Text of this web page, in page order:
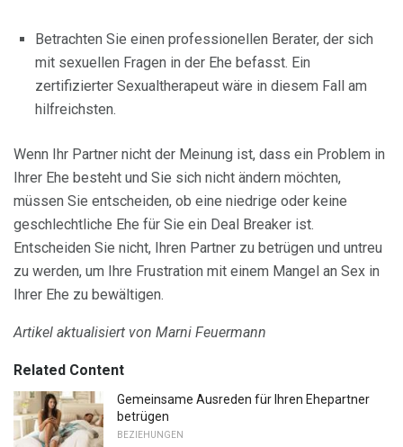
Betrachten Sie einen professionellen Berater, der sich
mit sexuellen Fragen in der Ehe befasst. Ein
zertifizierter Sexualtherapeut wäre in diesem Fall am
hilfreichsten.
Wenn Ihr Partner nicht der Meinung ist, dass ein Problem in
Ihrer Ehe besteht und Sie sich nicht ändern möchten,
müssen Sie entscheiden, ob eine niedrige oder keine
geschlechtliche Ehe für Sie ein Deal Breaker ist.
Entscheiden Sie nicht, Ihren Partner zu betrügen und untreu
zu werden, um Ihre Frustration mit einem Mangel an Sex in
Ihrer Ehe zu bewältigen.
Artikel aktualisiert von Marni Feuermann
Related Content
Gemeinsame Ausreden für Ihren Ehepartner
betrügen
BEZIEHUNGEN